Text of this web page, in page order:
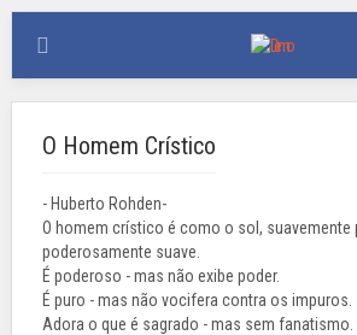
O Homem Crístico
- Huberto Rohden-
O homem crístico é como o sol, suavemente
poderosamente suave.
É poderoso - mas não exibe poder.
É puro - mas não vocifera contra os impuros.
Adora o que é sagrado - mas sem fanatismo.